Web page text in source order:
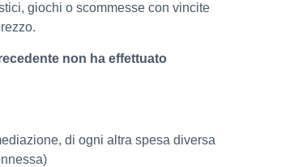
giochi o scommesse con vincite
non ha effettuato
di ogni altra spesa diversa